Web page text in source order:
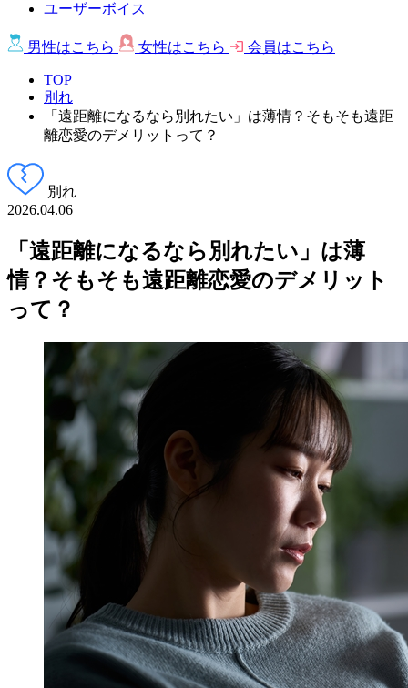
ユーザーボイス
男性はこちら 女性はこちら 会員はこちら
TOP
別れ
「遠距離になるなら別れたい」は薄情？そもそも遠距
離恋愛のデメリットって？
別れ
2026.04.06
「遠距離になるなら別れたい」は薄
情？そもそも遠距離恋愛のデメリット
って？